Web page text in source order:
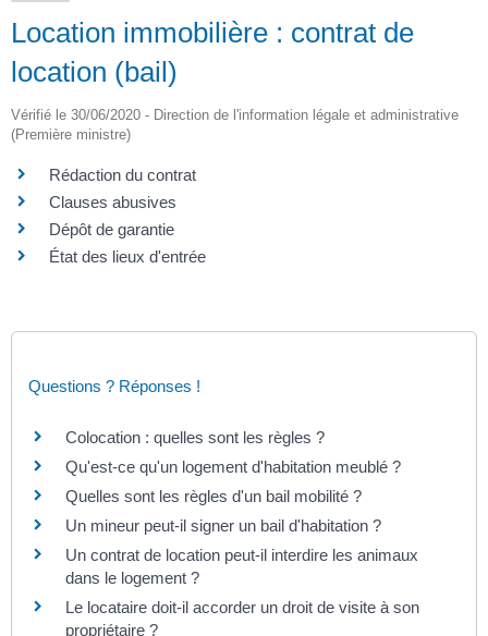
Location immobilière : contrat de
location (bail)
Vérifié le 30/06/2020 - Direction de l'information légale et administrative
(Première ministre)
Rédaction du contrat
Clauses abusives
Dépôt de garantie
État des lieux d'entrée
Questions ? Réponses !
Colocation : quelles sont les règles ?
Qu'est-ce qu'un logement d'habitation meublé ?
Quelles sont les règles d'un bail mobilité ?
Un mineur peut-il signer un bail d'habitation ?
Un contrat de location peut-il interdire les animaux
dans le logement ?
Le locataire doit-il accorder un droit de visite à son
propriétaire ?